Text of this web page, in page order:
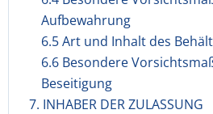
Aufbewahrung
6.5 Art und Inhalt des
6.6 Besondere
Beseitigung
7. INHABER DER ZULASSUNG